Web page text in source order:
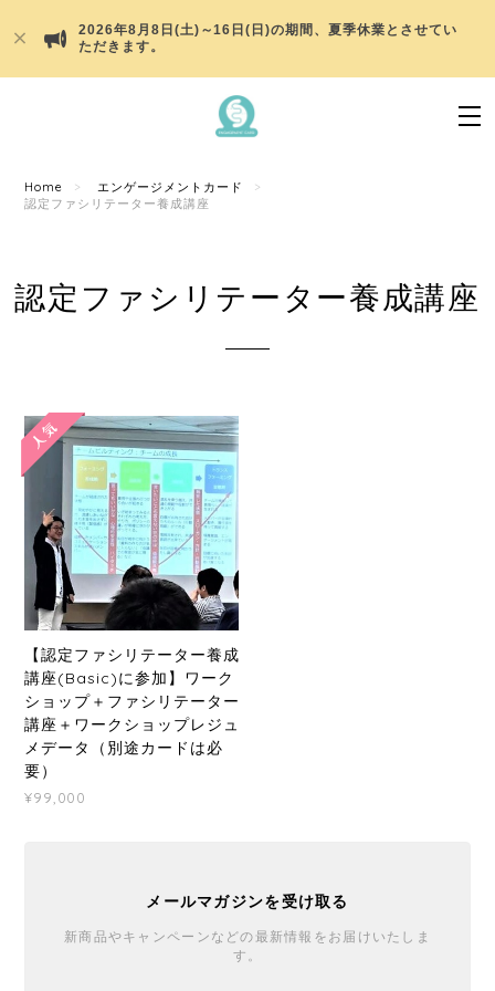
2026年8月8日(土)～16日(日)の期間、夏季休業とさせてい
ただきます。
Home
エンゲージメントカード
認定ファシリテーター養成講座
認定ファシリテーター養成講座
【認定ファシリテーター養成
講座(Basic)に参加】ワーク
ショップ＋ファシリテーター
講座＋ワークショップレジュ
メデータ（別途カードは必
要）
¥99,000
メールマガジンを受け取る
新商品やキャンペーンなどの最新情報をお届けいたしま
す。